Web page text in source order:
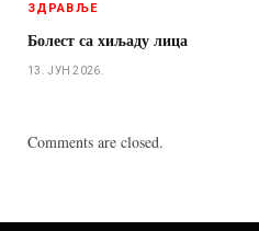
ЗДРАВЉЕ
Болест са хиљаду лица
13. ЈУН 2026.
Comments are closed.